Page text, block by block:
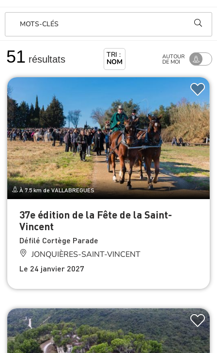
MOTS-CLÉS
51 résultats TRI :
NOM
AUTOUR
DE MOI
À 7.5 km de VALLABREGUES
37e édition de la Fête de la Saint-
Vincent
Défilé Cortège Parade
JONQUIÈRES-SAINT-VINCENT
Le 24 janvier 2027